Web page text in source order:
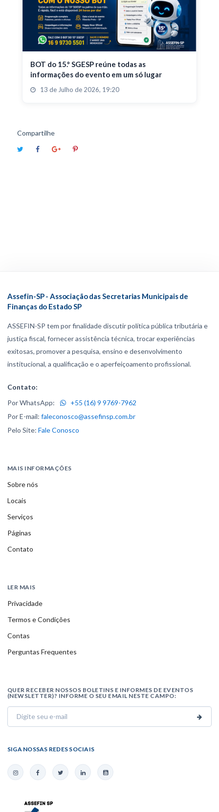
BOT do 15.º SGESP reúne todas as
informações do evento em um só lugar
13 de Julho de 2026, 19:20
Compartilhe
Assefin-SP - Associação das Secretarias Municipais de
Finanças do Estado SP
ASSEFIN-SP tem por finalidade discutir política pública tributária e
justiça fiscal, fornecer assistência técnica, trocar experiências
exitosas, promover a pesquisa, ensino e desenvolvimento
institucional, a qualificação e o aperfeiçoamento profissional.
Contato:
Por WhatsApp:
+55 (16) 9 9769-7962
Por E-mail: faleconosco@assefinsp.com.br
Pelo Site: Fale Conosco
MAIS INFORMAÇÕES
Sobre nós
Locais
Serviços
Páginas
Contato
LER MAIS
Privacidade
Termos e Condições
Contas
Perguntas Frequentes
QUER RECEBER NOSSOS BOLETINS E INFORMES DE EVENTOS
(NEWSLETTER)? INFORME O SEU EMAIL NESTE CAMPO:
SIGA NOSSAS REDES SOCIAIS